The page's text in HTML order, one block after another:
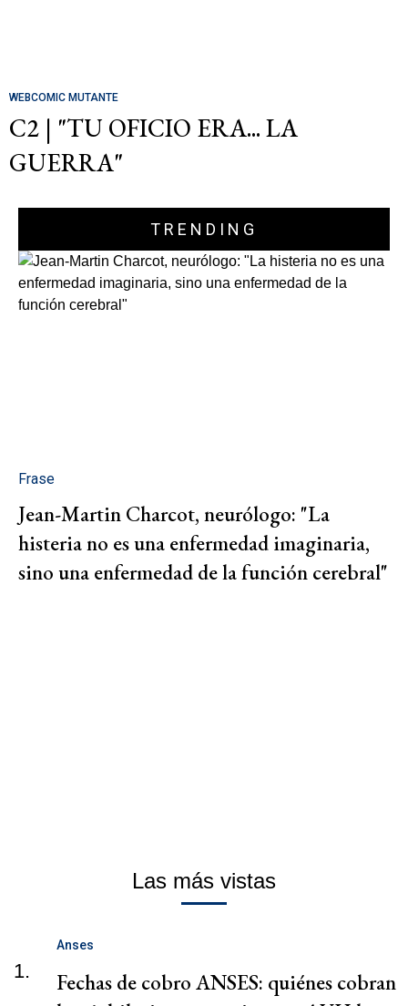
WEBCOMIC MUTANTE
C2 | "TU OFICIO ERA... LA
GUERRA"
TRENDING
Frase
Jean-Martin Charcot, neurólogo: "La
histeria no es una enfermedad imaginaria,
sino una enfermedad de la función cerebral"
Las más vistas
1.
Anses
Fechas de cobro ANSES: quiénes cobran